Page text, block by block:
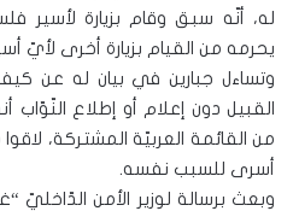
له، أنّه سبق وقام بزيارة
يحرمه من القيام بزيارة أخرى لأيّ
وتساءل جبارين في بيان له عن
القبيل دون إعلام أو إطلاع النّوّاب
من القائمة العربيّة المشتركة،
أسرى للسبب نفسه.
وبعث برسالة لوزير الأمن الدّاخليّ